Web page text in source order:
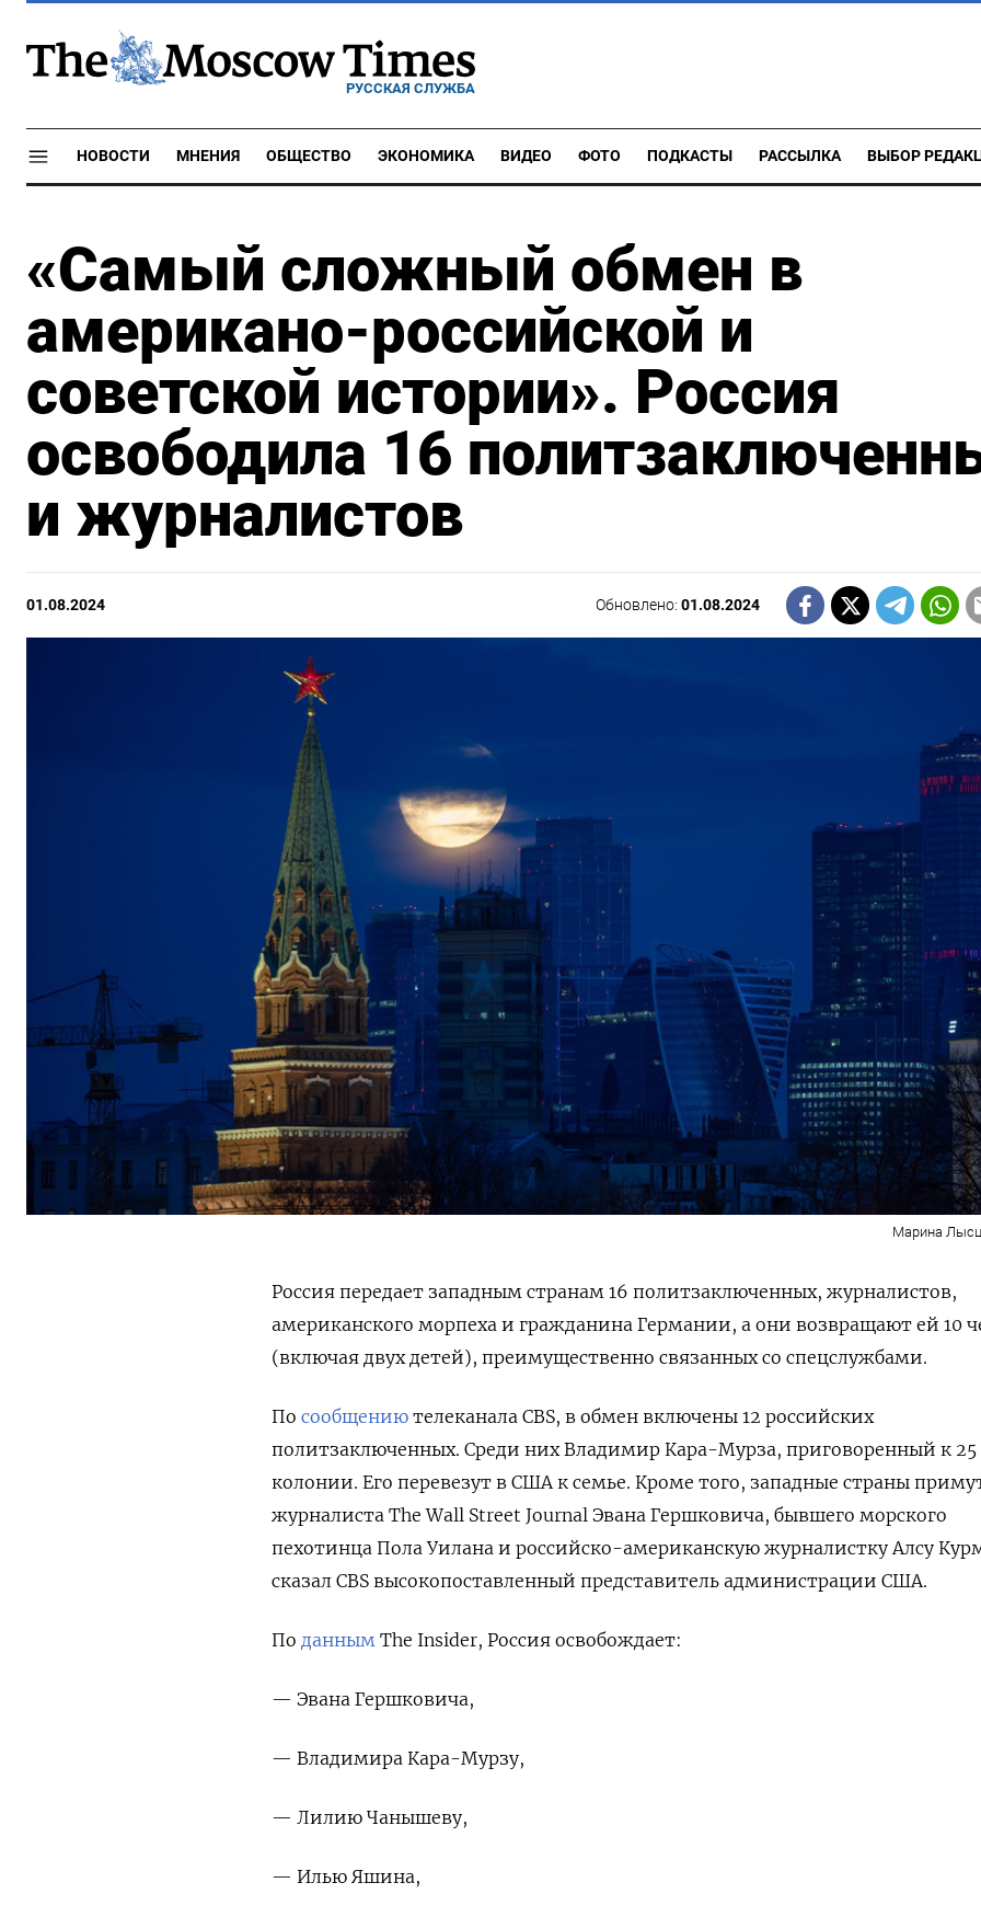
РУССКАЯ СЛУЖБА
НОВОСТИ МНЕНИЯ ОБЩЕСТВО ЭКОНОМИКА ВИДЕО ФОТО ПОДКАСТЫ РАССЫЛКА ВЫБОР
«Самый сложный обмен в
американо-российской и
советской истории». Россия
освободила 16
и журналистов
01.08.2024 Обновлено:01.08.2024
Марина
Россия передает западным странам 16 политзаключенных, журналистов,
американского морпеха и гражданина Германии, а они возвращают ей 10
(включая двух детей), преимущественно связанных со спецслужбами.
По сообщению телеканала CBS, в обмен включены 12 российских
политзаключенных. Среди них Владимир Кара-Мурза, приговоренный к 25
колонии. Его перевезут в США к семье. Кроме того, западные страны
журналиста The Wall Street Journal Эвана Гершковича, бывшего морского
пехотинца Пола Уилана и российско-американскую журналистку Алсу
сказал CBS высокопоставленный представитель администрации США.
По данным The Insider, Россия освобождает:
— Эвана Гершковича,
— Владимира Кара-Мурзу,
— Лилию Чанышеву,
— Илью Яшина,